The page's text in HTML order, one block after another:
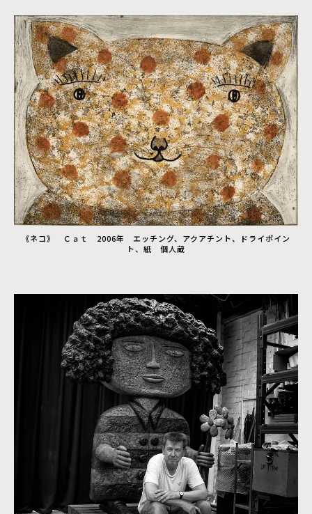
《ネコ》 Ｃａｔ 2006年 エッチング、アクアチント、ドライポイン
ト、紙 個人蔵